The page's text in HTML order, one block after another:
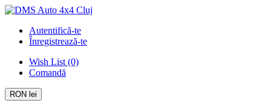
Autentifică-te
Înregistrează-te
Wish List (0)
Comandă
RON lei